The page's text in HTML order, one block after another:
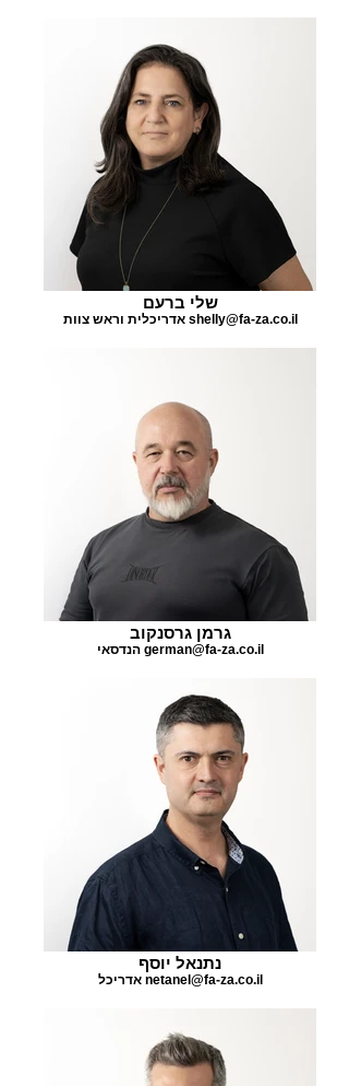
שלי ברעם
אדריכלית וראש צוות shelly@fa-za.co.il
גרמן גרסנקוב
הנדסאי german@fa-za.co.il
נתנאל יוסף
אדריכל netanel@fa-za.co.il